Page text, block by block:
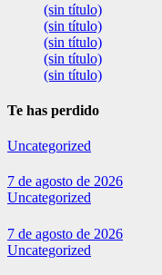
(sin título)
(sin título)
(sin título)
(sin título)
(sin título)
Te has perdido
Uncategorized
7 de agosto de 2026
Uncategorized
7 de agosto de 2026
Uncategorized